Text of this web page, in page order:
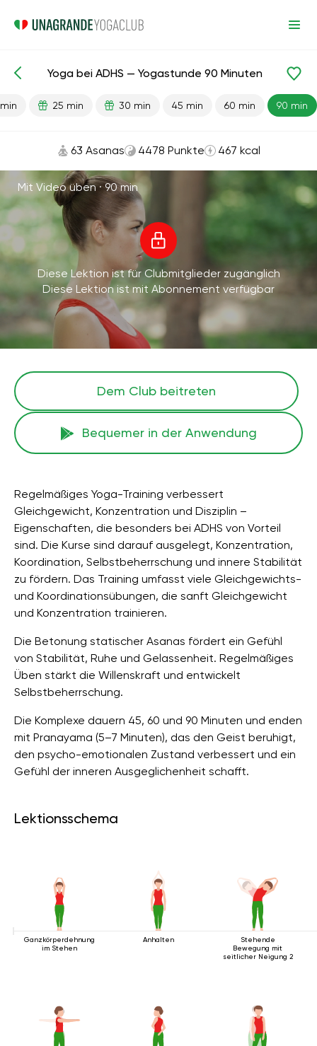
Fertige Lektionen Anti-Stress
Yoga bei ADHS — Yogastunde 90 Minuten
25 min 30 min 45 min 60 min 90 min
63 Asanas 4478 Punkte 467 kcal
Mit Video üben ·90 min
Diese Lektion ist für Clubmitglieder zugänglich
Diese Lektion ist mit Abonnement verfügbar
Dem Club beitreten
Bequemer in der Anwendung
Regelmäßiges Yoga-Training verbessert
Gleichgewicht, Konzentration und Disziplin –
Eigenschaften, die besonders bei ADHS von Vorteil
sind. Die Kurse sind darauf ausgelegt, Konzentration,
Koordination, Selbstbeherrschung und innere Stabilität
zu fördern. Das Training umfasst viele Gleichgewichts-
und Koordinationsübungen, die sanft Gleichgewicht
und Konzentration trainieren.
Die Betonung statischer Asanas fördert ein Gefühl
von Stabilität, Ruhe und Gelassenheit. Regelmäßiges
Üben stärkt die Willenskraft und entwickelt
Selbstbeherrschung.
Die Komplexe dauern 45, 60 und 90 Minuten und enden
mit Pranayama (5–7 Minuten), das den Geist beruhigt,
den psycho-emotionalen Zustand verbessert und ein
Gefühl der inneren Ausgeglichenheit schafft.
Lektionsschema
Ganzkörperdehnung
im Stehen
Anhalten
Stehende
Bewegung mit
seitlicher Neigung 2